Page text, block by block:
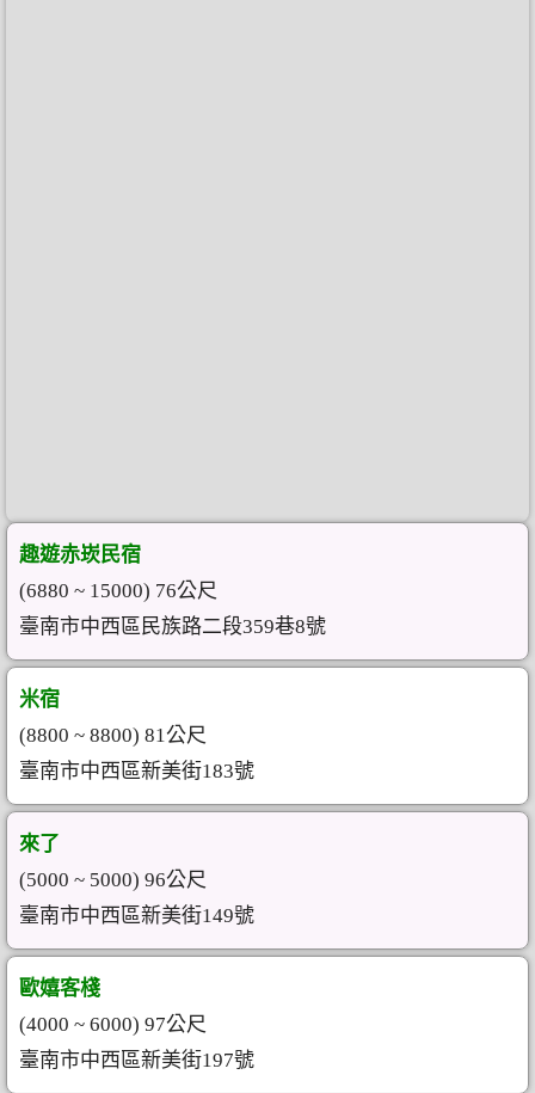
趣遊赤崁民宿
(6880 ~ 15000) 76公尺
臺南市中西區民族路二段359巷8號
米宿
(8800 ~ 8800) 81公尺
臺南市中西區新美街183號
來了
(5000 ~ 5000) 96公尺
臺南市中西區新美街149號
歐嬉客棧
(4000 ~ 6000) 97公尺
臺南市中西區新美街197號